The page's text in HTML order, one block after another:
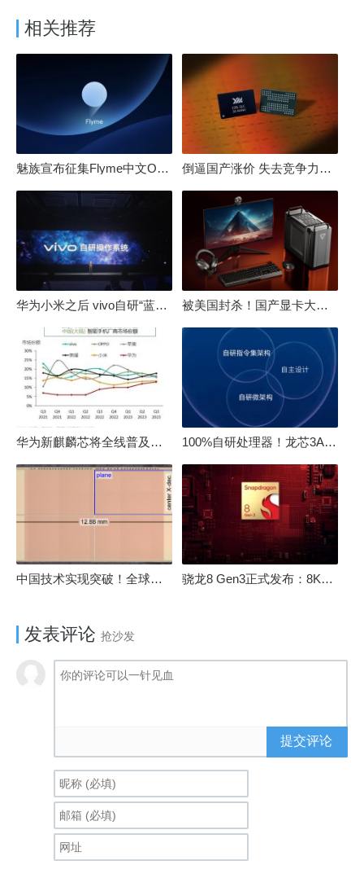
相关推荐
魅族宣布征集Flyme中文OS名：要像鸿蒙、澎湃一样响亮 倒逼国产涨价 失去竞争力！三星要减产50%：SSD必须涨价
华为小米之后 vivo自研“蓝河”操作系统重磅发布 被美国封杀！国产显卡大厂：中国GPU不存在至暗时刻
华为新麒麟芯将全线普及！高中低端全面采用 改写竞争格局 100%自研处理器！龙芯3A6000评测：与10代酷睿互有胜负
中国技术实现突破！全球最先进的3D NAND存储芯片被发现 骁龙8 Gen3正式发布：8K240手游成真！AI性能飙升98％
发表评论 抢沙发
提交评论